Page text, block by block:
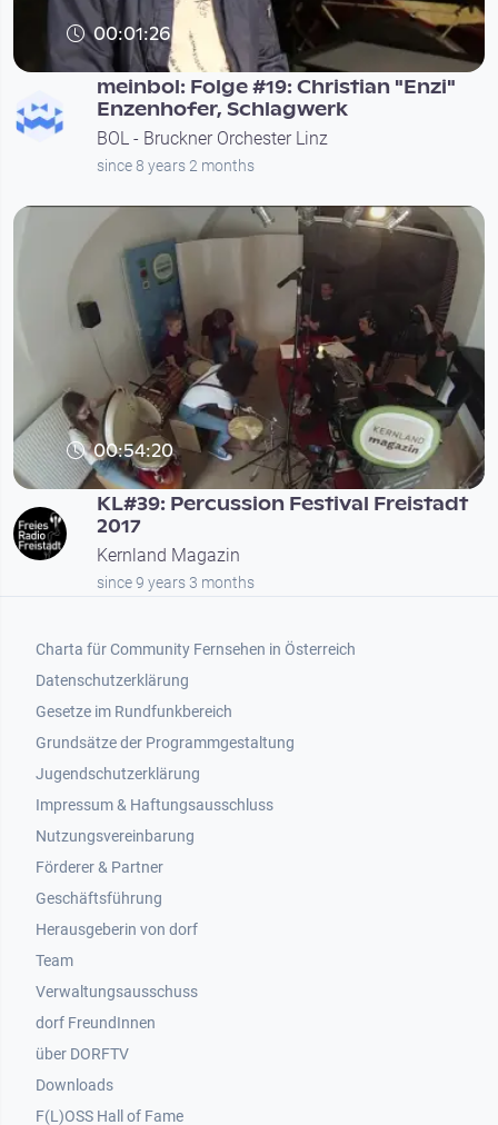
00:01:26
meinbol: Folge #19: Christian "Enzi"
Enzenhofer, Schlagwerk
BOL - Bruckner Orchester Linz
since 8 years 2 months
00:54:20
KL#39: Percussion Festival Freistadt
2017
Kernland Magazin
since 9 years 3 months
Footer 1
Charta für Community Fernsehen in Österreich
Datenschutzerklärung
Gesetze im Rundfunkbereich
Grundsätze der Programmgestaltung
Jugendschutzerklärung
Impressum & Haftungsausschluss
Nutzungsvereinbarung
Footer 2
Förderer & Partner
Geschäftsführung
Herausgeberin von dorf
Team
Verwaltungsausschuss
dorf FreundInnen
Footer 3
über DORFTV
Downloads
F(L)OSS Hall of Fame